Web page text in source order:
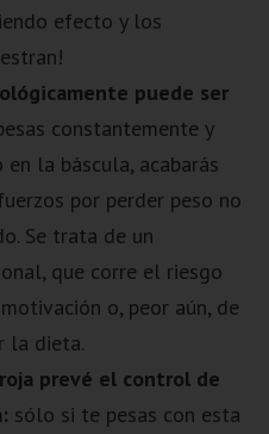
efecto y los
puede ser
constantemente y
la báscula, acabarás
por perder peso no
Se trata de un
que corre el riesgo
o, peor aún, de
la dieta.
prevé el control de
sólo si te pesas con esta